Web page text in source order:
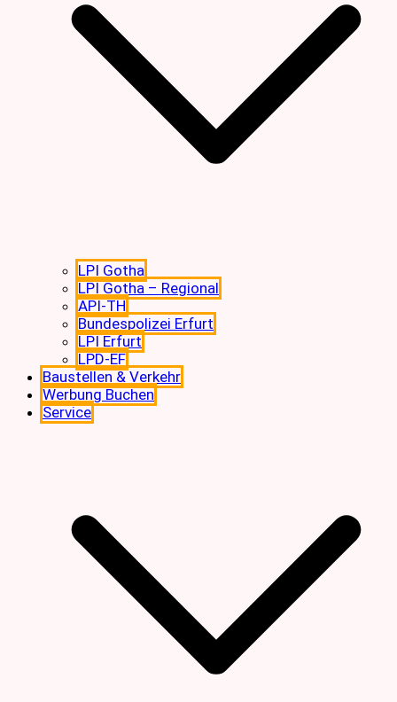
LPI Gotha
LPI Gotha – Regional
API-TH
Bundespolizei Erfurt
LPI Erfurt
LPD-EF
Baustellen & Verkehr
Werbung Buchen
Service